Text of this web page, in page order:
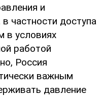
и
частности доступа
в условиях
работой
Россия
важным
давление